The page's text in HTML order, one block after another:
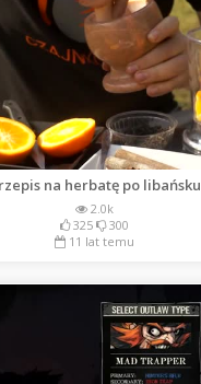
na herbatę po libańsku
2.0k
325
300
11 lat temu